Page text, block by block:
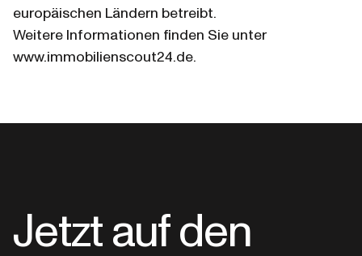
europäischen Ländern betreibt.
Weitere Informationen finden Sie unter
www.immobilienscout24.de.
Jetzt auf den